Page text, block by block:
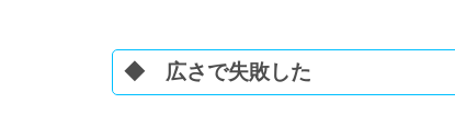
◆ 広さで失敗した